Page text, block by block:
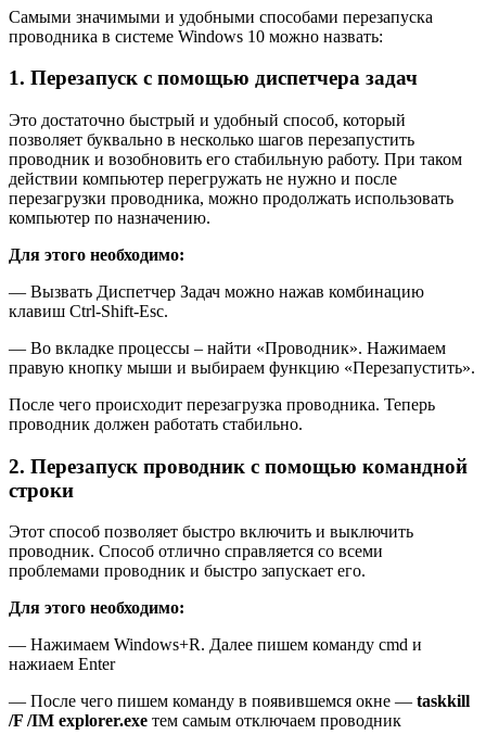
Самыми значимыми и удобными способами перезапуска
проводника в системе Windows 10 можно назвать:
1. Перезапуск с помощью диспетчера задач
Это достаточно быстрый и удобный способ, который
позволяет буквально в несколько шагов перезапустить
проводник и возобновить его стабильную работу. При таком
действии компьютер перегружать не нужно и после
перезагрузки проводника, можно продолжать использовать
компьютер по назначению.
Для этого необходимо:
— Вызвать Диспетчер Задач можно нажав комбинацию
клавиш Ctrl-Shift-Esc.
— Во вкладке процессы – найти «Проводник». Нажимаем
правую кнопку мыши и выбираем функцию «Перезапустить».
После чего происходит перезагрузка проводника. Теперь
проводник должен работать стабильно.
2. Перезапуск проводник с помощью командной
строки
Этот способ позволяет быстро включить и выключить
проводник. Способ отлично справляется со всеми
проблемами проводник и быстро запускает его.
Для этого необходимо:
— Нажимаем Windows+R. Далее пишем команду cmd и
нажиаем Enter
— После чего пишем команду в появившемся окне — taskkill
/F /IM explorer.exe тем самым отключаем проводник